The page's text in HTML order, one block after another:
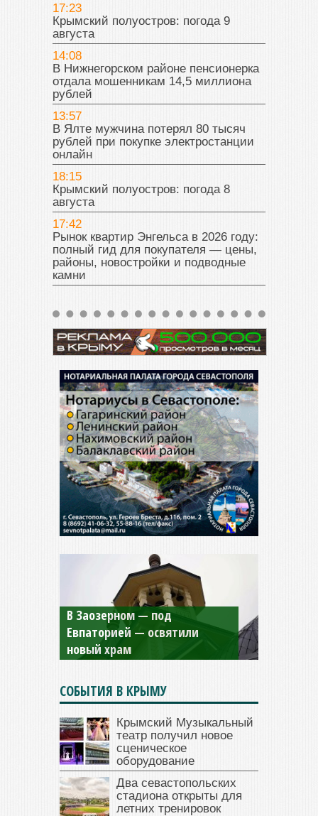
17:23
Крымский полуостров: погода 9
августа
14:08
В Нижнегорском районе пенсионерка
отдала мошенникам 14,5 миллиона
рублей
13:57
В Ялте мужчина потерял 80 тысяч
рублей при покупке электростанции
онлайн
18:15
Крымский полуостров: погода 8
августа
17:42
Рынок квартир Энгельса в 2026 году:
полный гид для покупателя — цены,
районы, новостройки и подводные
камни
Мужской монастырь Косьмы
и Дамиана в Крыму вновь
открыт для посещения
СОБЫТИЯ В КРЫМУ
Крымский Музыкальный
театр получил новое
сценическое
оборудование
Два севастопольских
стадиона открыты для
летних тренировок